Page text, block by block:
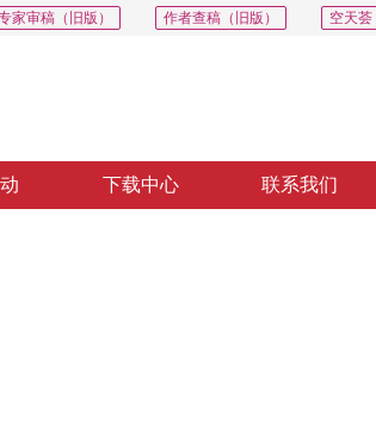
空天荟
作者查稿（旧版）
家审稿（旧版）
下载中心 联系我们